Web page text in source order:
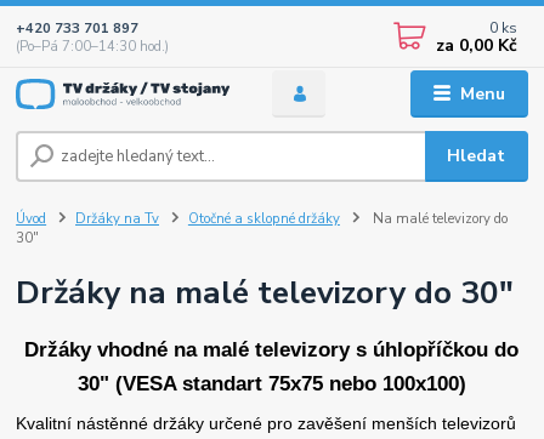
Menu
Hledat
+420 733 701 897
(Po–Pá 7:00–14:30 hod.)
0 ks
za 0,00 Kč
Úvod Držáky na Tv Otočné a sklopné držáky
Na malé televizory do
30"
Držáky na malé televizory do 30"
Držáky vhodné na malé televizory s úhlopříčkou do
30" (VESA standart 75x75 nebo 100x100)
Kvalitní nástěnné držáky určené pro zavěšení menších televizorů